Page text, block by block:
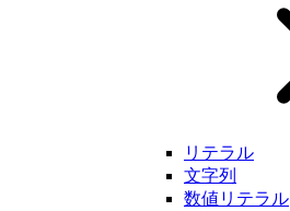
リテラル
文字列
数値リテラル